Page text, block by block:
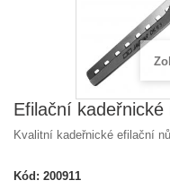
Efilační
Kvalitní kadeřnické efilační
Kód: 200911